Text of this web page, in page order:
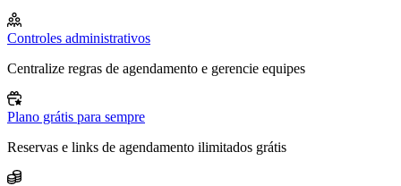
Controles administrativos
Centralize regras de agendamento e gerencie equipes
Plano grátis para sempre
Reservas e links de agendamento ilimitados grátis